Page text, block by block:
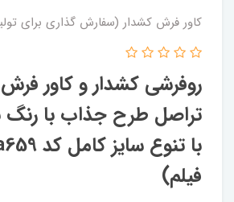
کاور فرش کشدار (سفارش گذاری برای
روفرشی کشدار و کاور
تراصل طرح جذاب با رنگ
فیلم)